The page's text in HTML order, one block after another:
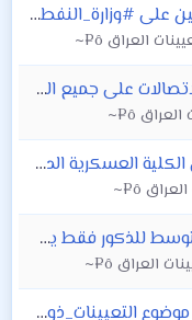
#تنويه_هام الى جميع المتقدمين على #وزارة_النفط بصفة (اجر يومي) #انتبه الى رسائل هاتفك ستصلك #رسالة تزويد الوزارة بالمعلومات كونك اجتزته المرحلة الثاني
ولم يستكملوا اجراءات الفحص الطبي التوجه الى الوزارة خلال مدة
مواعيد مقابلات المتقدمين على الكلية العسكرية الدوره 110 لجميع المحافظات
الشرطة عن فتح باب التقديم للدورة ( التاسعة )